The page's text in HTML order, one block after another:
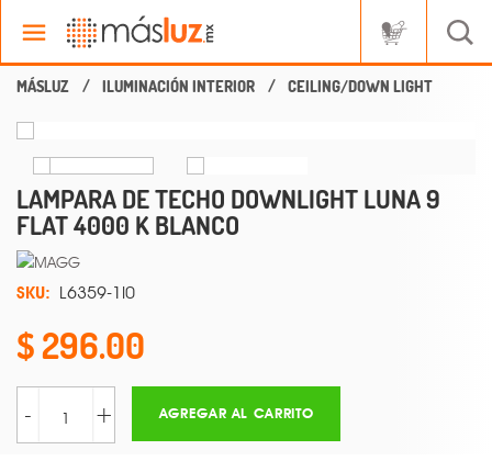
ILUMINACIÓN INTERIOR CEILING/DOWN LIGHT
LAMPARA DE TECHO DOWNLIGHT LUNA 9
FLAT 4000 K BLANCO
SKU: L6359-1I0
296.00
- + AGREGAR AL CARRITO